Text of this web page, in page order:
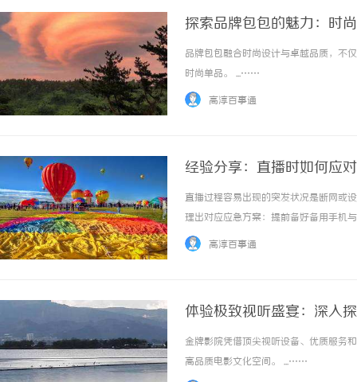
探索品牌包包的魅力：时
品牌包包融合时尚设计与卓越品质，不
时尚单品。 ...……
高淳百事通
经验分享：直播时如何应
直播过程容易出现的突发状况是断网或
理出对应应急方案：提前备好备用手机
作还要包含环境测试环节：用测速工
高淳百事通
体验极致视听盛宴：深入
金牌影院凭借顶尖视听设备、优质服务
高品质电影文化空间。 ...……